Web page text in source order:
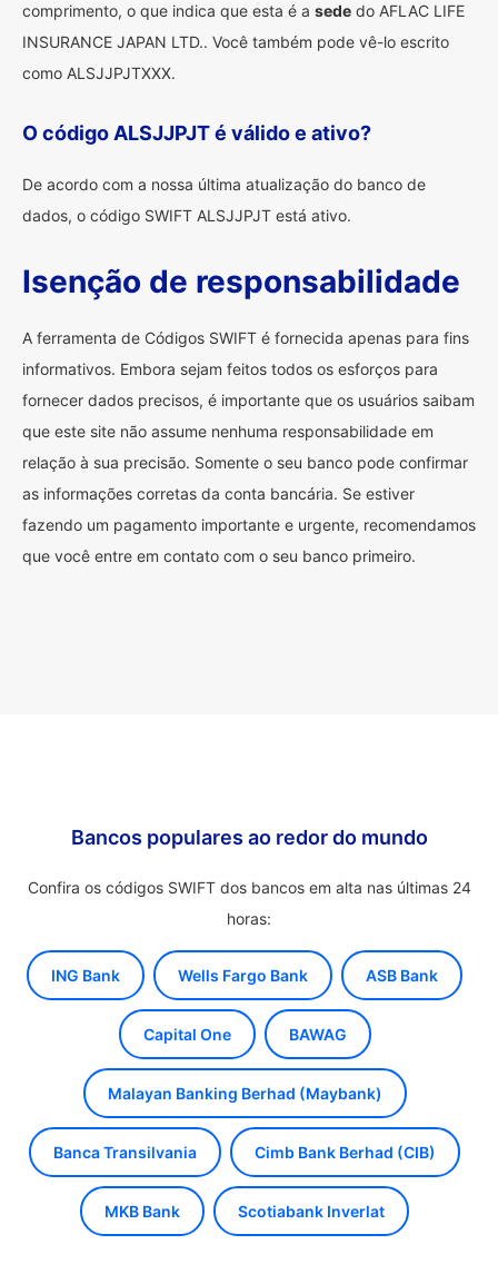
comprimento, o que indica que esta é a sede do AFLAC LIFE
INSURANCE JAPAN LTD.. Você também pode vê-lo escrito
como ALSJJPJTXXX.
O código ALSJJPJT é válido e ativo?
De acordo com a nossa última atualização do banco de
dados, o código SWIFT ALSJJPJT está ativo.
Isenção de responsabilidade
A ferramenta de Códigos SWIFT é fornecida apenas para fins
informativos. Embora sejam feitos todos os esforços para
fornecer dados precisos, é importante que os usuários saibam
que este site não assume nenhuma responsabilidade em
relação à sua precisão. Somente o seu banco pode confirmar
as informações corretas da conta bancária. Se estiver
fazendo um pagamento importante e urgente, recomendamos
que você entre em contato com o seu banco primeiro.
Bancos populares ao redor do mundo
Confira os códigos SWIFT dos bancos em alta nas últimas 24
horas:
ING Bank Wells Fargo Bank ASB Bank
Capital One BAWAG
Malayan Banking Berhad (Maybank)
Banca Transilvania Cimb Bank Berhad (CIB)
MKB Bank Scotiabank Inverlat